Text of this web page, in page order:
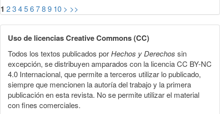
1 23456789 10 > >>
Uso de licencias Creative Commons (CC)
Todos los textos publicados porHechos y Derechos sin
excepción, se distribuyen amparados con la licencia CC BY-NC
4.0 Internacional, que permite a terceros utilizar lo publicado,
siempre que mencionen la autoría del trabajo y la primera
publicación en esta revista. No se permite utilizar el material
con fines comerciales.